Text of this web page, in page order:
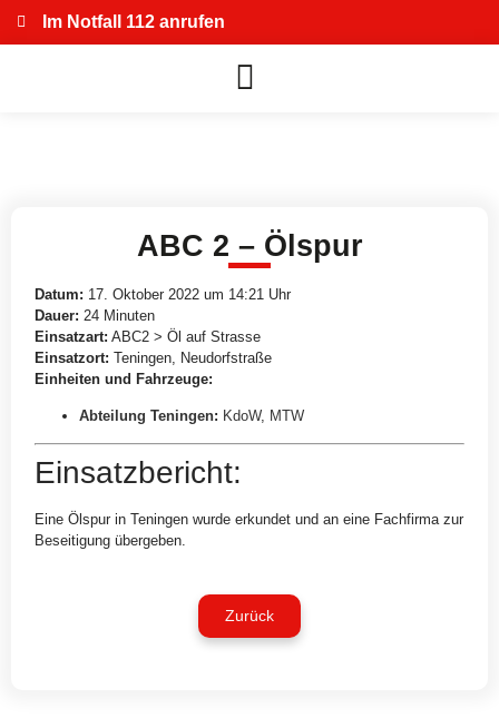
Im Notfall 112 anrufen
ABC 2 – Ölspur
Datum: 17. Oktober 2022 um 14:21 Uhr
Dauer: 24 Minuten
Einsatzart: ABC2 > Öl auf Strasse
Einsatzort: Teningen, Neudorfstraße
Einheiten und Fahrzeuge:
Abteilung Teningen: KdoW, MTW
Einsatzbericht:
Eine Ölspur in Teningen wurde erkundet und an eine Fachfirma zur
Beseitigung übergeben.
Zurück